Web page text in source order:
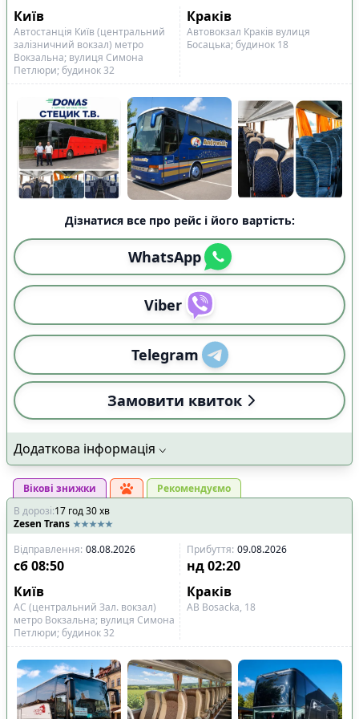
рейси
Скинути
Київ
Краків
Автостанція Київ (центральний
залізничний вокзал) метро
Вокзальна; вулиця Симона
Петлюри; будинок 32
Автовокзал Краків вулиця
Босацька; будинок 18
Дізнатися все про рейс і його вартість:
WhatsApp
Viber
Telegram
Замовити квиток
Додаткова інформація
Вікові знижки
Рекомендуємо
В дорозі:17 год30хв
Zesen Trans
Відправлення: 08.08.2026 Прибуття: 09.08.2026
сб08:50 нд 02:20
Київ
Краків
АС (центральний Зал. вокзал)
метро Вокзальна; вулиця Симона
Петлюри; будинок 32
АВ Bosacka, 18